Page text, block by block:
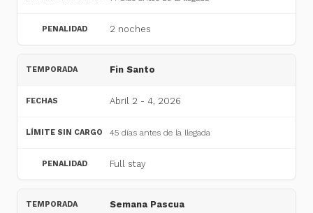
2 noches
Fin Santo
Abril 2 - 4, 2026
45 días antes de la llegada
Full stay
Semana Pascua